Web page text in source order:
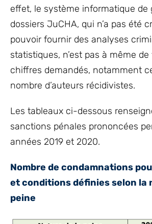
effet, le système informatique de
dossiers JuCHA, qui n’a pas été
pouvoir fournir des analyses
statistiques, n’est pas à même
chiffres demandés, notamment
nombre d’auteurs récidivistes.
Les tableaux ci-dessous
sanctions pénales prononcées
années 2019 et 2020.
Nombre de condamnations
et conditions définies selon la
peine